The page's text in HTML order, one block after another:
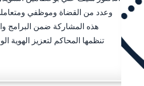
وعدد من القضاة وموظفي ومتعاملي
هذه المشاركة ضمن البرامج
تنظمها المحاكم لتعزيز الهوية